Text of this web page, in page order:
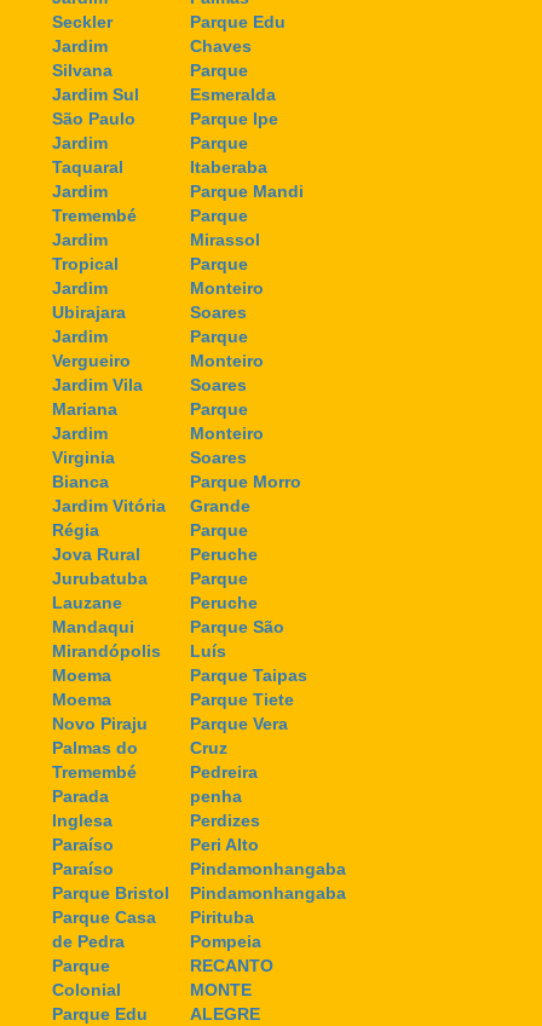
Seckler
Jardim
Silvana
Jardim Sul
São Paulo
Jardim
Taquaral
Jardim
Tremembé
Jardim
Tropical
Jardim
Ubirajara
Jardim
Vergueiro
Jardim Vila
Mariana
Jardim
Virginia
Bianca
Jardim Vitória
Régia
Jova Rural
Jurubatuba
Lauzane
Mandaqui
Mirandópolis
Moema
Moema
Novo Piraju
Palmas do
Tremembé
Parada
Inglesa
Paraíso
Paraíso
Parque Bristol
Parque Casa
de Pedra
Parque
Colonial
Parque Edu
Parque Edu
Chaves
Parque
Esmeralda
Parque Ipe
Parque
Itaberaba
Parque Mandi
Parque
Mirassol
Parque
Monteiro
Soares
Parque
Monteiro
Soares
Parque
Monteiro
Soares
Parque Morro
Grande
Parque
Peruche
Parque
Peruche
Parque São
Luís
Parque Taipas
Parque Tiete
Parque Vera
Cruz
Pedreira
penha
Perdizes
Peri Alto
Pindamonhangaba
Pindamonhangaba
Pirituba
Pompeia
RECANTO
MONTE
ALEGRE